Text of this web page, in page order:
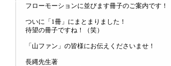
フローモーションに並びます冊子のご案内です！
ついに「1冊」にまとまりました！
待望の冊子ですね！（笑）
「山ファン」の皆様にお伝えくださいませ！
長縄先生著